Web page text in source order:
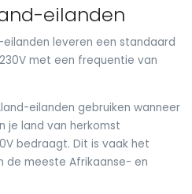
eilanden
leveren een standaard
met een frequentie van
eilanden gebruiken wanneer
je land van herkomst
bedraagt. Dit is vaak het
de meeste Afrikaanse- en